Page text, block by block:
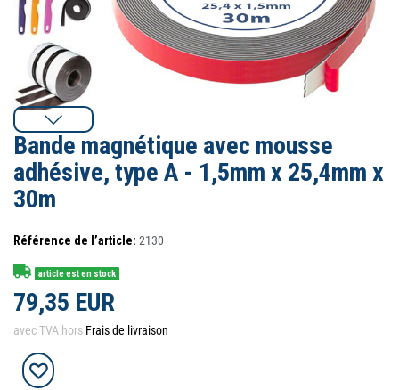
Bande magnétique avec mousse
adhésive, type A - 1,5mm x 25,4mm x
30m
Référence de l’article: 2130
article est en stock
79,35 EUR
avec TVA hors Frais de livraison